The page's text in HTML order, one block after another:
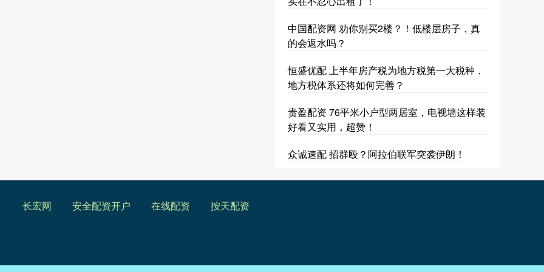
中国配资网 劝你别买2楼？！低楼层房子，真
的会返水吗？
恒盛优配 上半年房产税为地方税第一大税种，
地方税体系还将如何完善？
贵盈配资 76平米小户型两居室，电视墙这样装
好看又实用，超赞！
众诚速配 招群殴？阿拉伯联军突袭伊朗！
长宏网 安全配资开户 在线配资 按天配资